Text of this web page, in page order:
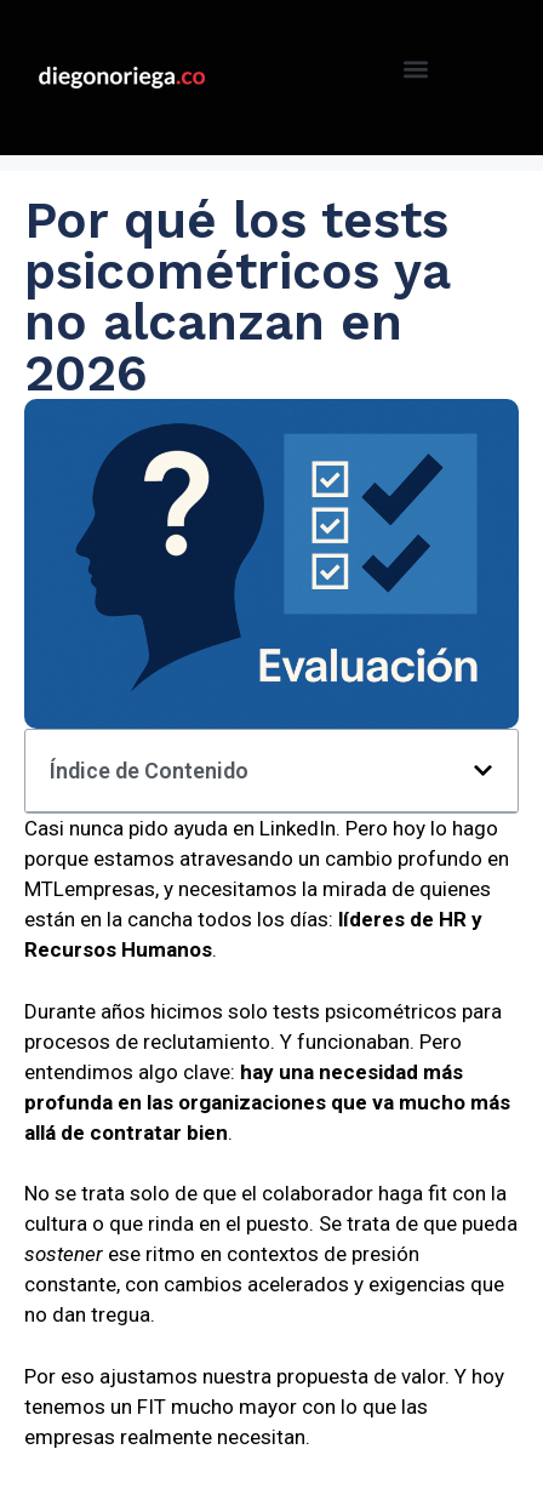
Por qué los tests
psicométricos ya
no alcanzan en
2026
Índice de Contenido
Casi nunca pido ayuda en LinkedIn. Pero hoy lo hago
porque estamos atravesando un cambio profundo en
MTLempresas, y necesitamos la mirada de quienes
están en la cancha todos los días: líderes de HR y
Recursos Humanos.
Durante años hicimos solo tests psicométricos para
procesos de reclutamiento. Y funcionaban. Pero
entendimos algo clave: hay una necesidad más
profunda en las organizaciones que va mucho más
allá de contratar bien.
No se trata solo de que el colaborador haga fit con la
cultura o que rinda en el puesto. Se trata de que pueda
sostener ese ritmo en contextos de presión
constante, con cambios acelerados y exigencias que
no dan tregua.
Por eso ajustamos nuestra propuesta de valor. Y hoy
tenemos un FIT mucho mayor con lo que las
empresas realmente necesitan.